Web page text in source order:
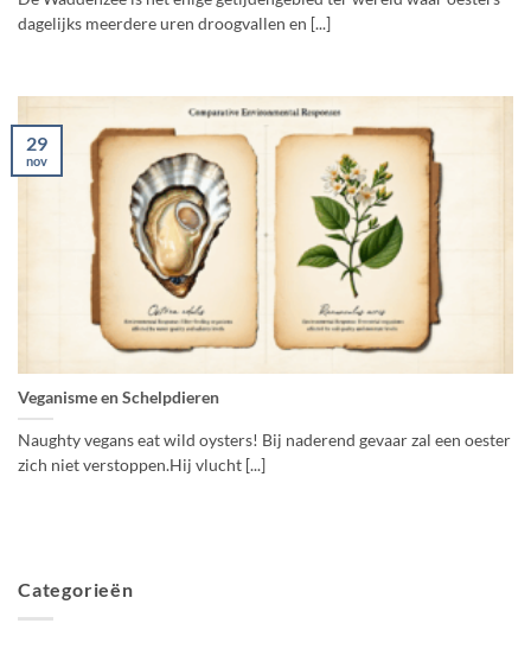
dagelijks meerdere uren droogvallen en [...]
Veganisme en Schelpdieren
Naughty vegans eat wild oysters! Bij naderend gevaar zal een oester
zich niet verstoppen.Hij vlucht [...]
29
nov
Categorieën